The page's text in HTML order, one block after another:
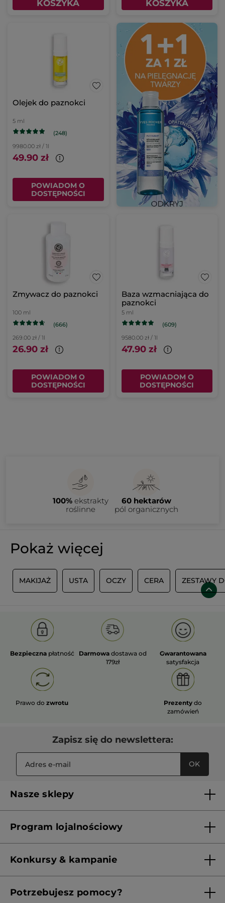
KOSZYKA KOSZYKA
Olejek do paznokci
5 ml
(248)
9980.00 zł / 1l
49.90 zł
POWIADOM O
DOSTĘPNOŚCI
Zmywacz do paznokci
100 ml
(666)
269.00 zł / 1l
26.90 zł
POWIADOM O
DOSTĘPNOŚCI
Baza wzmacniająca do
paznokci
5 ml
(609)
9580.00 zł / 1l
47.90 zł
POWIADOM O
DOSTĘPNOŚCI
100% ekstrakty
roślinne
60 hektarów
pól organicznych
Pokaż więcej
MAKIJAŻ USTA OCZY CERA ZESTAWY
Bezpieczna płatność Darmowa dostawa od
179zł
Gwarantowana
satysfakcja
Prawo dozwrotu Prezenty do
zamówień
Zapisz się do newslettera:
OK
Nasze sklepy
Franczyza
Program lojalnościowy
Konkursy & kampanie
Potrzebujesz pomocy?